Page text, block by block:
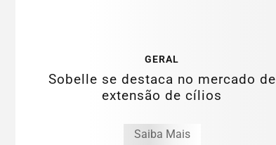
GERAL
Sobelle se destaca no mercado de
extensão de cílios
Saiba Mais